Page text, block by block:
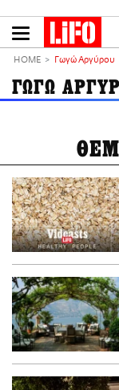
LIFO SHOP
NEWSLETTER
THE GOOD LIFO
LIFOLAND
CITY GUIDE
ΑΜΠΑ
ΕΙΔΗΣΕΙΣ
CULTURE
PODCASTS
Plus
HOME Γωγώ Αργύρου
ΓΩΓΩ